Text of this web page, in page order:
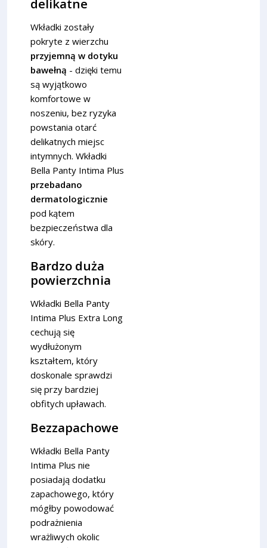
delikatne
Wkładki zostały
pokryte z wierzchu
przyjemną w dotyku
bawełną - dzięki temu
są wyjątkowo
komfortowe w
noszeniu, bez ryzyka
powstania otarć
delikatnych miejsc
intymnych. Wkładki
Bella Panty Intima Plus
przebadano
dermatologicznie
pod kątem
bezpieczeństwa dla
skóry.
Bardzo duża
powierzchnia
Wkładki Bella Panty
Intima Plus Extra Long
cechują się
wydłużonym
kształtem, który
doskonale sprawdzi
się przy bardziej
obfitych upławach.
Bezzapachowe
Wkładki Bella Panty
Intima Plus nie
posiadają dodatku
zapachowego, który
mógłby powodować
podrażnienia
wrażliwych okolic